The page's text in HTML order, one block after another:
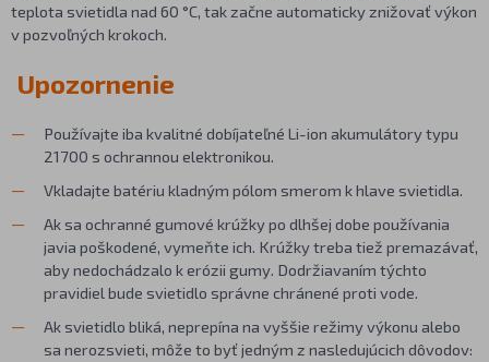
teplota svietidla nad 60 °C, tak začne automaticky znižovať výkon
v pozvoľných krokoch.
Upozornenie
Používajte iba kvalitné dobíjateľné Li-ion akumulátory typu
21700 s ochrannou elektronikou.
Vkladajte batériu kladným pólom smerom k hlave svietidla.
Ak sa ochranné gumové krúžky po dlhšej dobe používania
javia poškodené, vymeňte ich. Krúžky treba tiež premazávať,
aby nedochádzalo k erózii gumy. Dodržiavaním týchto
pravidiel bude svietidlo správne chránené proti vode.
Ak svietidlo bliká, neprepína na vyššie režimy výkonu alebo
sa nerozsvieti, môže to byť jedným z nasledujúcich dôvodov: